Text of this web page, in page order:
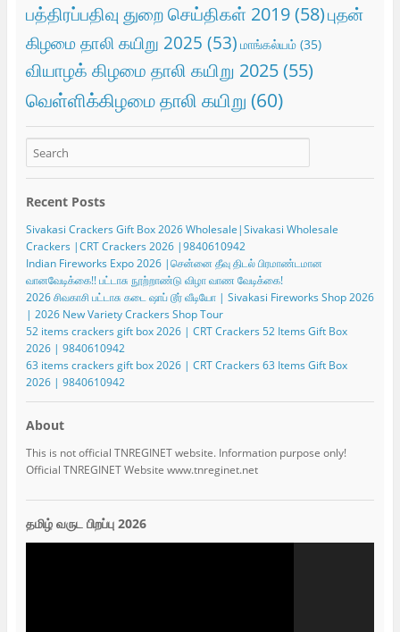
பத்திரப்பதிவு துறை செய்திகள் 2019(58)புதன்
கிழமை தாலி கயிறு 2025 (53) மாங்கல்யம்(35)
வியாழக் கிழமை தாலி கயிறு 2025(55)
வெள்ளிக்கிழமை தாலி கயிறு (60)
Recent Posts
Sivakasi Crackers Gift Box 2026 Wholesale|Sivakasi Wholesale
Crackers |CRT Crackers 2026 |9840610942
Indian Fireworks Expo 2026 |சென்னை தீவு திடல் பிரமாண்டமான
வானவேடிக்கை!! பட்டாசு நூற்றாண்டு விழா வாண வேடிக்கை!
2026 சிவகாசி பட்டாசு கடை ஷாப் டூர் வீடியோ | Sivakasi Fireworks Shop 2026
| 2026 New Variety Crackers Shop Tour
52 items crackers gift box 2026 | CRT Crackers 52 Items Gift Box
2026 | 9840610942
63 items crackers gift box 2026 | CRT Crackers 63 Items Gift Box
2026 | 9840610942
About
This is not official TNREGINET website. Information purpose only!
Official TNREGINET Website www.tnreginet.net
தமிழ் வருட பிறப்பு 2026